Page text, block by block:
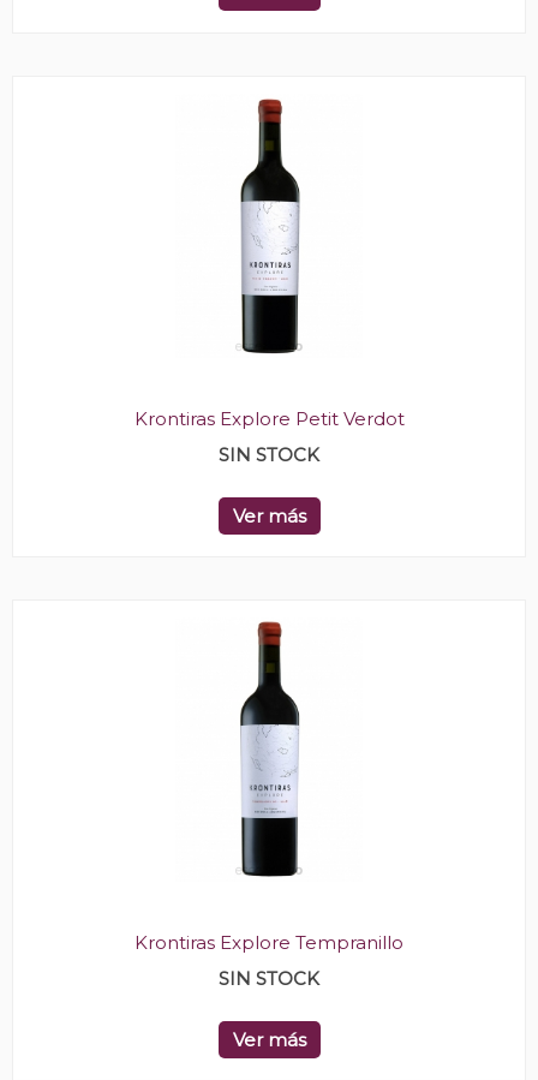
Krontiras Explore Petit Verdot
SIN STOCK
Ver más
Krontiras Explore Tempranillo
SIN STOCK
Ver más